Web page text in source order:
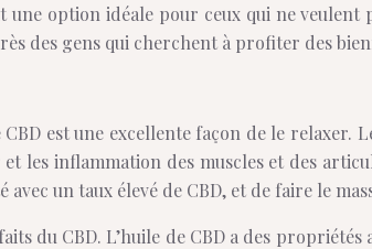
option idéale pour ceux qui ne
des gens qui cherchent à profiter des
est une excellente façon de le
les inflammation des muscles et des
un taux élevé de CBD, et de faire le
du CBD. L’huile de CBD a des